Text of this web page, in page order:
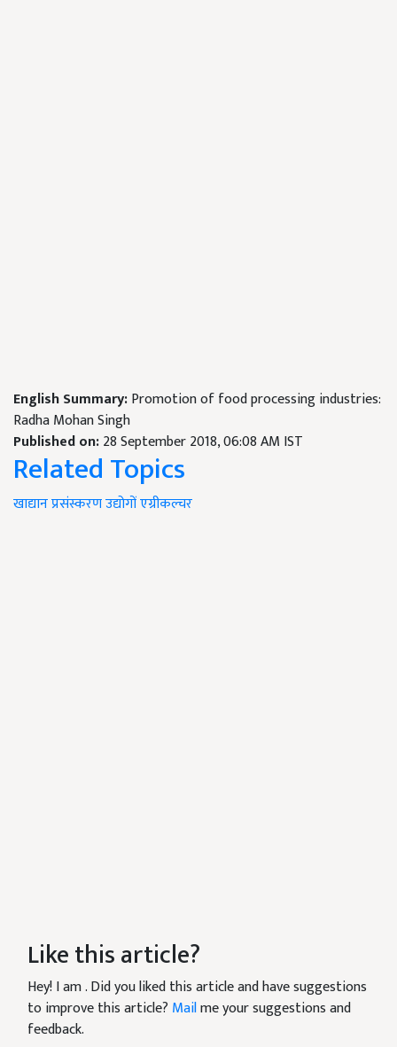
English Summary:Promotion of food processing industries:
Radha Mohan Singh
Published on:28 September 2018, 06:08 AM IST
Related Topics
खाद्यानप्रसंस्करणउद्योगोंएग्रीकल्चर
Like this article?
Hey! I am. Did you liked this article and have suggestions
to improve this article? Mailme your suggestions and
feedback.